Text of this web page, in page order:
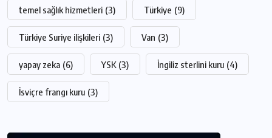
temel sağlık hizmetleri (3) Türkiye (9)
Türkiye Suriye ilişkileri (3) Van (3)
yapay zeka (6) YSK (3) İngiliz sterlini kuru (4)
İsviçre frangı kuru (3)